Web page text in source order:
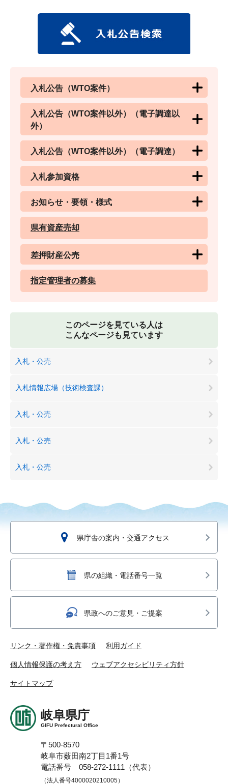
入札公告（WTO案件）
入札公告（WTO案件以外）（電子調達以
外）
入札公告（WTO案件以外）（電子調達）
入札参加資格
お知らせ・要領・様式
県有資産売却
差押財産公売
指定管理者の募集
このページを見ている人は
こんなページも見ています
入札・公売
入札情報広場（技術検査課）
入札・公売
入札・公売
入札・公売
県庁舎の案内・交通アクセス
県の組織・電話番号一覧
県政へのご意見・ご提案
リンク・著作権・免責事項 利用ガイド
個人情報保護の考え方 ウェブアクセシビリティ方針
サイトマップ
岐阜県庁
GIFU Prefectural Office
〒500-8570
岐阜市薮田南2丁目1番1号
電話番号 058-272-1111（代表）
（法人番号4000020210005）